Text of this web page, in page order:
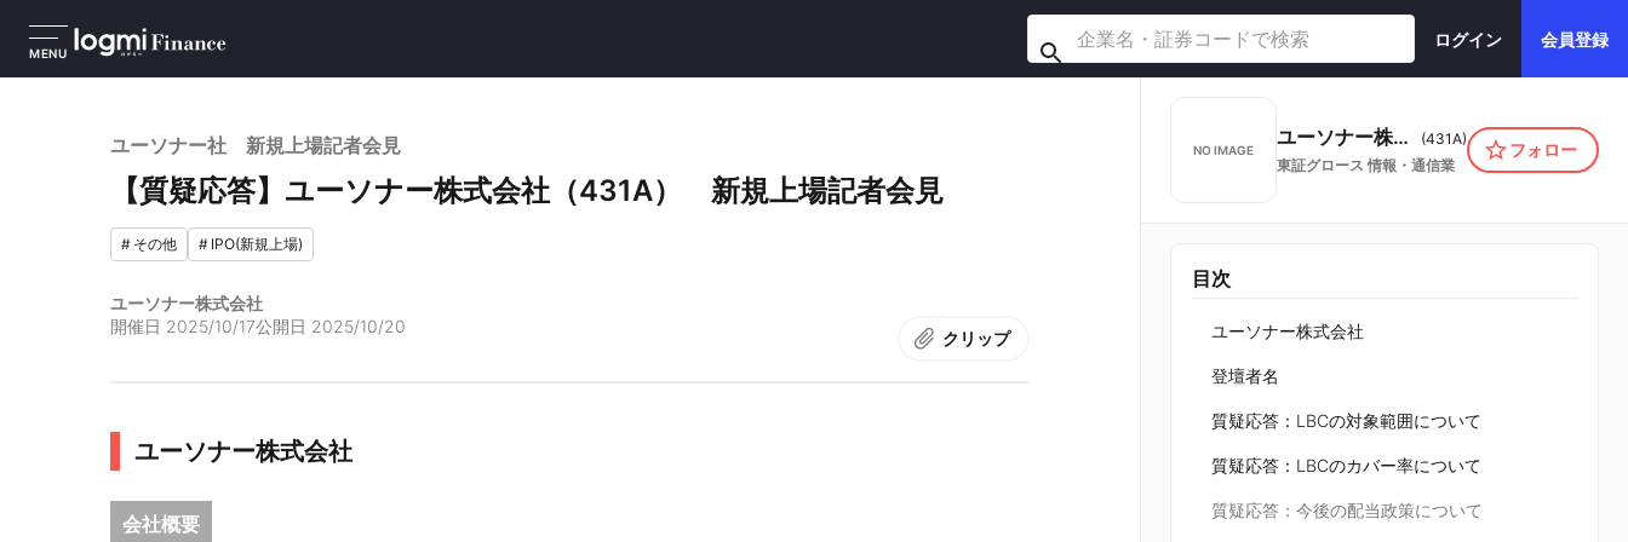
MENU
ログイン 会員登録
ユーソナー社 新規上場記者会見
【質疑応答】ユーソナー株式会社（431A） 新規上場記者会見
# その他 # IPO(新規上場)
ユーソナー株式会社
開催日 2025/10/17公開日 2025/10/20
クリップ
ユーソナー株式会社
会社概要
NO IMAGE
ユーソナー株式会社 (431A)
東証グロース 情報・通信業
フォロー
目次
ユーソナー株式会社
登壇者名
質疑応答：LBCの対象範囲について
質疑応答：LBCのカバー率について
質疑応答：今後の配当政策について